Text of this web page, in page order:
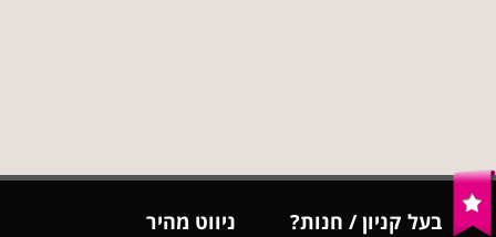
בעל קניון / חנות?
ניווט מהיר